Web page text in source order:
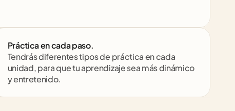
Práctica en cada paso.
Tendrás diferentes tipos de práctica en cada
unidad, para que tu aprendizaje sea más dinámico
y entretenido.